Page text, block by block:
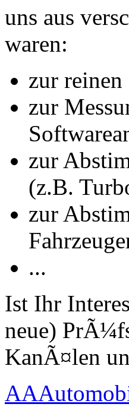
uns aus
waren:
zur reinen
zur
zur
(z.B.
zur
...
Ist Ihr
neue)
KanÃ¤len